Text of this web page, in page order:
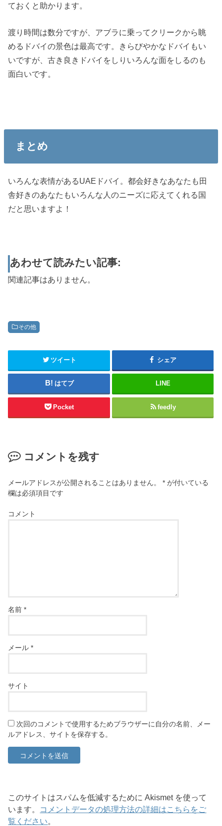
ておくと助かります。
渡り時間は数分ですが、アブラに乗ってクリークから眺
めるドバイの景色は最高です。きらびやかなドバイもい
いですが、古き良きドバイをしりいろんな面をしるのも
面白いです。
まとめ
いろんな表情があるUAEドバイ。都会好きなあなたも田
舎好きのあなたもいろんな人のニーズに応えてくれる国
だと思いますよ！
あわせて読みたい記事:
関連記事はありません。
その他
ツイート シェア
はてブ LINE
Pocket feedly
コメントを残す
メールアドレスが公開されることはありません。 * が付いている
欄は必須項目です
コメント
名前*
メール*
サイト
次回のコメントで使用するためブラウザーに自分の名前、メー
ルアドレス、サイトを保存する。
このサイトはスパムを低減するために Akismet を使って
います。 コメントデータの処理方法の詳細はこちらをご
覧ください